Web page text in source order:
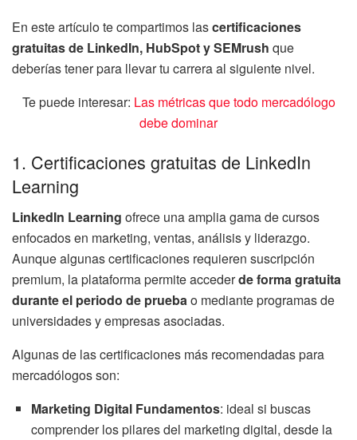
En este artículo te compartimos lascertificaciones
gratuitas de LinkedIn, HubSpot y SEMrush que
deberías tener para llevar tu carrera al siguiente nivel.
Te puede interesar: Las métricas que todo mercadólogo
debe dominar
1. Certificaciones gratuitas de LinkedIn
Learning
LinkedIn Learning ofrece una amplia gama de cursos
enfocados en marketing, ventas, análisis y liderazgo.
Aunque algunas certificaciones requieren suscripción
premium, la plataforma permite accederde forma gratuita
durante el periodo de pruebao mediante programas de
universidades y empresas asociadas.
Algunas de las certificaciones más recomendadas para
mercadólogos son:
Marketing Digital Fundamentos: ideal si buscas
comprender los pilares del marketing digital, desde la